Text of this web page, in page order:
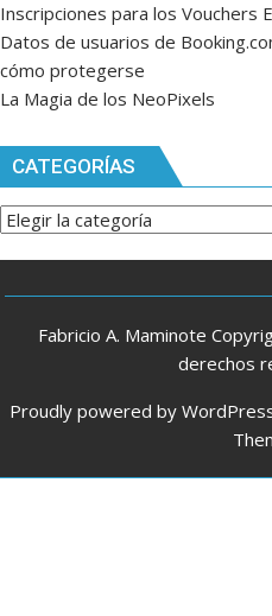
Inscripciones para los Vouchers
Datos de usuarios de
cómo protegerse
La Magia de los NeoPixels
CATEGORÍAS
Categorías
Fabricio A. Maminote
derechos
Proudly powered by